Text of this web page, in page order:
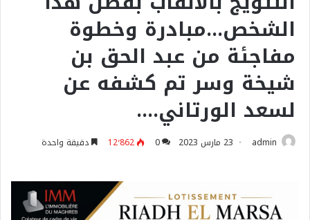
الشخص…مبادرة وخطوة
مفاجئة من عبد الحق بن
شيخة وسر تم كشفه عن
لسعد الورتاني….
admin 23 مارس 2023 0 12٬862 دقيقة واحدة